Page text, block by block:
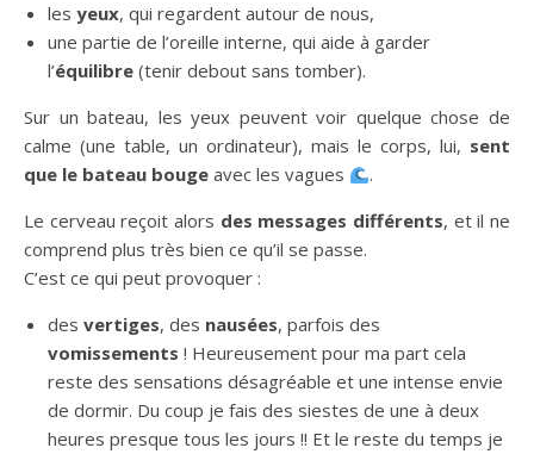
les yeux, qui regardent autour de nous,
une partie de l’oreille interne, qui aide à garder
l’équilibre (tenir debout sans tomber).
Sur un bateau, les yeux peuvent voir quelque chose de
calme (une table, un ordinateur), mais le corps, lui, sent
que le bateau bouge avec les vagues
.
Le cerveau reçoit alors des messages différents, et il ne
comprend plus très bien ce qu’il se passe.
C’est ce qui peut provoquer :
des vertiges, des nausées, parfois des
vomissements ! Heureusement pour ma part cela
reste des sensations désagréable et une intense envie
de dormir. Du coup je fais des siestes de une à deux
heures presque tous les jours !! Et le reste du temps je